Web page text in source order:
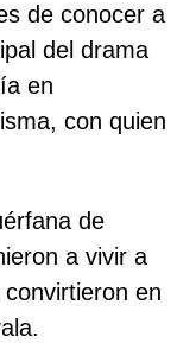
de conocer a
del drama
en
con quien
de
a vivir a
en